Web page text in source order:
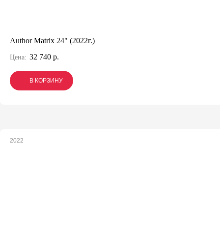
Author Matrix 24" (2022г.)
Цена: 32 740 р.
В КОРЗИНУ
В КОРЗИНУ
В КОРЗИНУ
2022